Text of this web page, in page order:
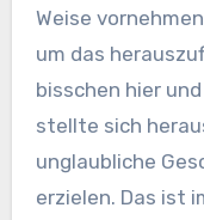
Weise
um das
bisschen hier
stellte sich
unglaubliche
erzielen. Das ist